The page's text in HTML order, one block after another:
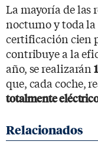
La mayoría de las
nocturno y toda
certificación cien
contribuye a la
año, se realizarán
que, cada coche,
totalmente